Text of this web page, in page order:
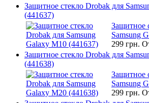
Защитное стекло Drobak для
(441637)
Защитное
Samsung
299 грн.
Защитное стекло Drobak для
(441638)
Защитное
Samsung
299 грн.